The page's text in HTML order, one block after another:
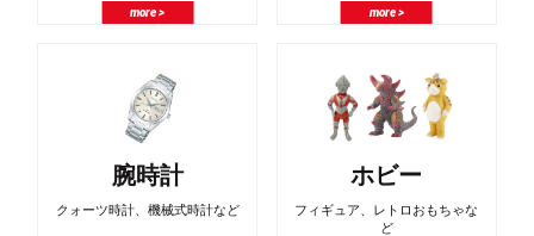
more > more >
腕時計
クォーツ時計、機械式時計など
ホビー
フィギュア、レトロおもちゃな
ど